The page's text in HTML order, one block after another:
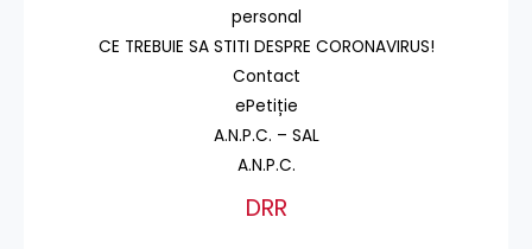
personal
CE TREBUIE SA STITI DESPRE CORONAVIRUS!
Contact
ePetiție
A.N.P.C. – SAL
A.N.P.C.
DRR